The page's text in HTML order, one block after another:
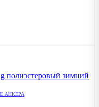
АНКЕРА